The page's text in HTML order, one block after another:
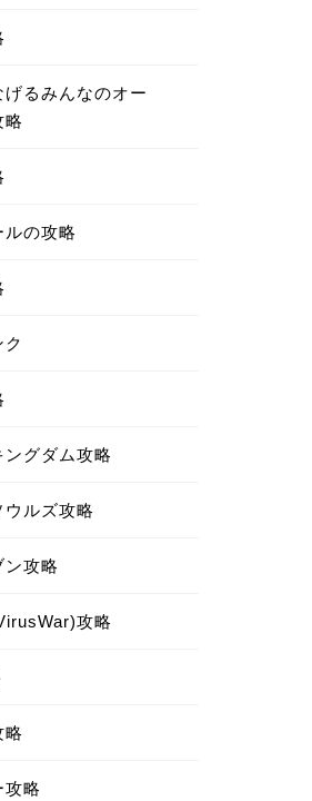
るみんなのオー
略
ルの攻略
ングダム攻略
ウルズ攻略
ン攻略
攻略
略
攻略